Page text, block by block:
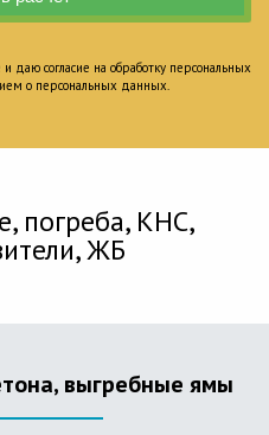
даю согласие на обработку персональных
о персональных данных.
погреба, КНС,
ЖБ
выгребные ямы